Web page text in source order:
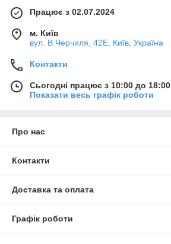
Працює з 02.07.2024
м. Київ
вул. В.Черчиля, 42Е, Київ, Україна
Контакти
Сьогодні працює з 10:00 до 18:00
Показати весь графік роботи
Про нас
Контакти
Доставка та оплата
Графік роботи